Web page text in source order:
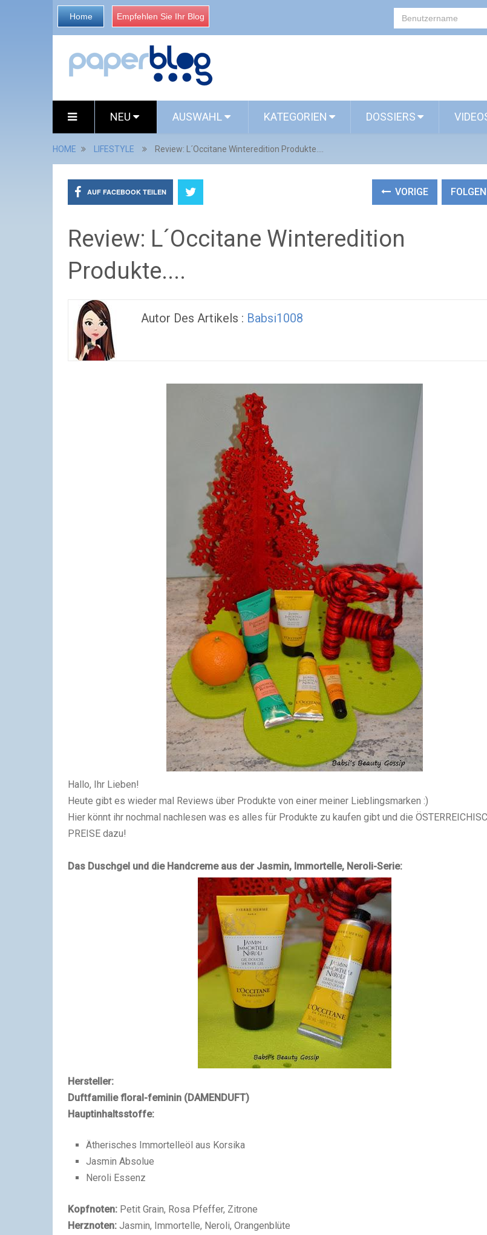
Home Empfehlen Sie Ihr Blog
NEU AUSWAHL KATEGORIEN DOSSIERS
HOME LIFESTYLE Review: L´Occitane Winteredition Produkte....
AUF FACEBOOK TEILEN VORIGE
Review: L´Occitane Winteredition
Produkte....
Autor Des Artikels : Babsi1008
Hallo, Ihr Lieben!
Heute gibt es wieder mal Reviews über Produkte von einer meiner Lieblingsmarken :)
Hier könnt ihr nochmal nachlesen was es alles für Produkte zu kaufen gibt und die
PREISE dazu!
Das Duschgel und die Handcreme aus der Jasmin, Immortelle, Neroli-Serie:
Hersteller:
Duftfamilie floral-feminin (DAMENDUFT)
Hauptinhaltsstoffe:
Ätherisches Immortelleöl aus Korsika
Jasmin Absolue
Neroli Essenz
Kopfnoten: Petit Grain, Rosa Pfeffer, Zitrone
Herznoten: Jasmin, Immortelle, Neroli, Orangenblüte